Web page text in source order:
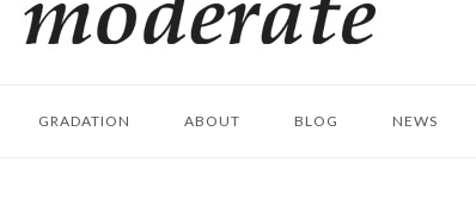
GRADATION ABOUT BLOG NEWS